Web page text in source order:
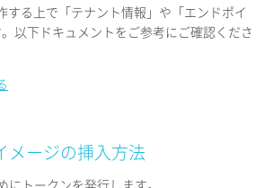
する上で「テナント情報」や「エンドポイ
以下ドキュメントをご参考にご確認くださ
メージの挿入方法
にトークンを発行します。